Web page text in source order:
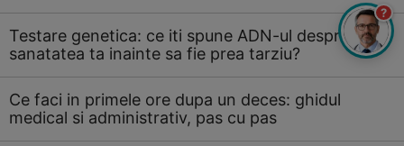
Testare genetica: ce iti spune ADN-ul despre
sanatatea ta inainte sa fie prea tarziu?
Ce faci in primele ore dupa un deces: ghidul
medical si administrativ, pas cu pas
?